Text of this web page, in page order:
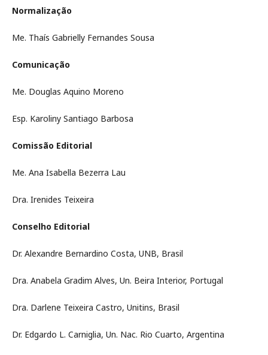
Normalização
Me. Thaís Gabrielly Fernandes Sousa
Comunicação
Me. Douglas Aquino Moreno
Esp. Karoliny Santiago Barbosa
Comissão Editorial
Me. Ana Isabella Bezerra Lau
Dra. Irenides Teixeira
Conselho Editorial
Dr. Alexandre Bernardino Costa, UNB, Brasil
Dra. Anabela Gradim Alves, Un. Beira Interior, Portugal
Dra. Darlene Teixeira Castro, Unitins, Brasil
Dr. Edgardo L. Carniglia, Un. Nac. Rio Cuarto, Argentina